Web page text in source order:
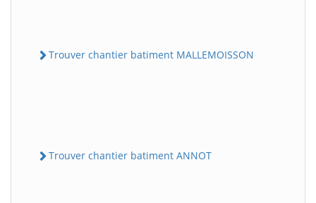
Trouver chantier batiment MALLEMOISSON
Trouver chantier batiment ANNOT